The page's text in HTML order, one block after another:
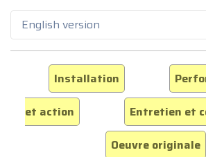
English version
Installation
et action
Entretien et
Oeuvre originale